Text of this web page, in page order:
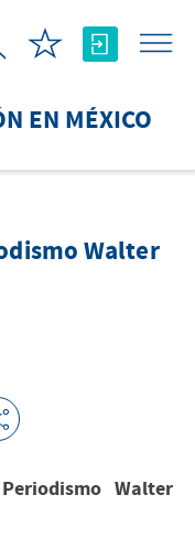
EN MÉXICO
Walter
Walter